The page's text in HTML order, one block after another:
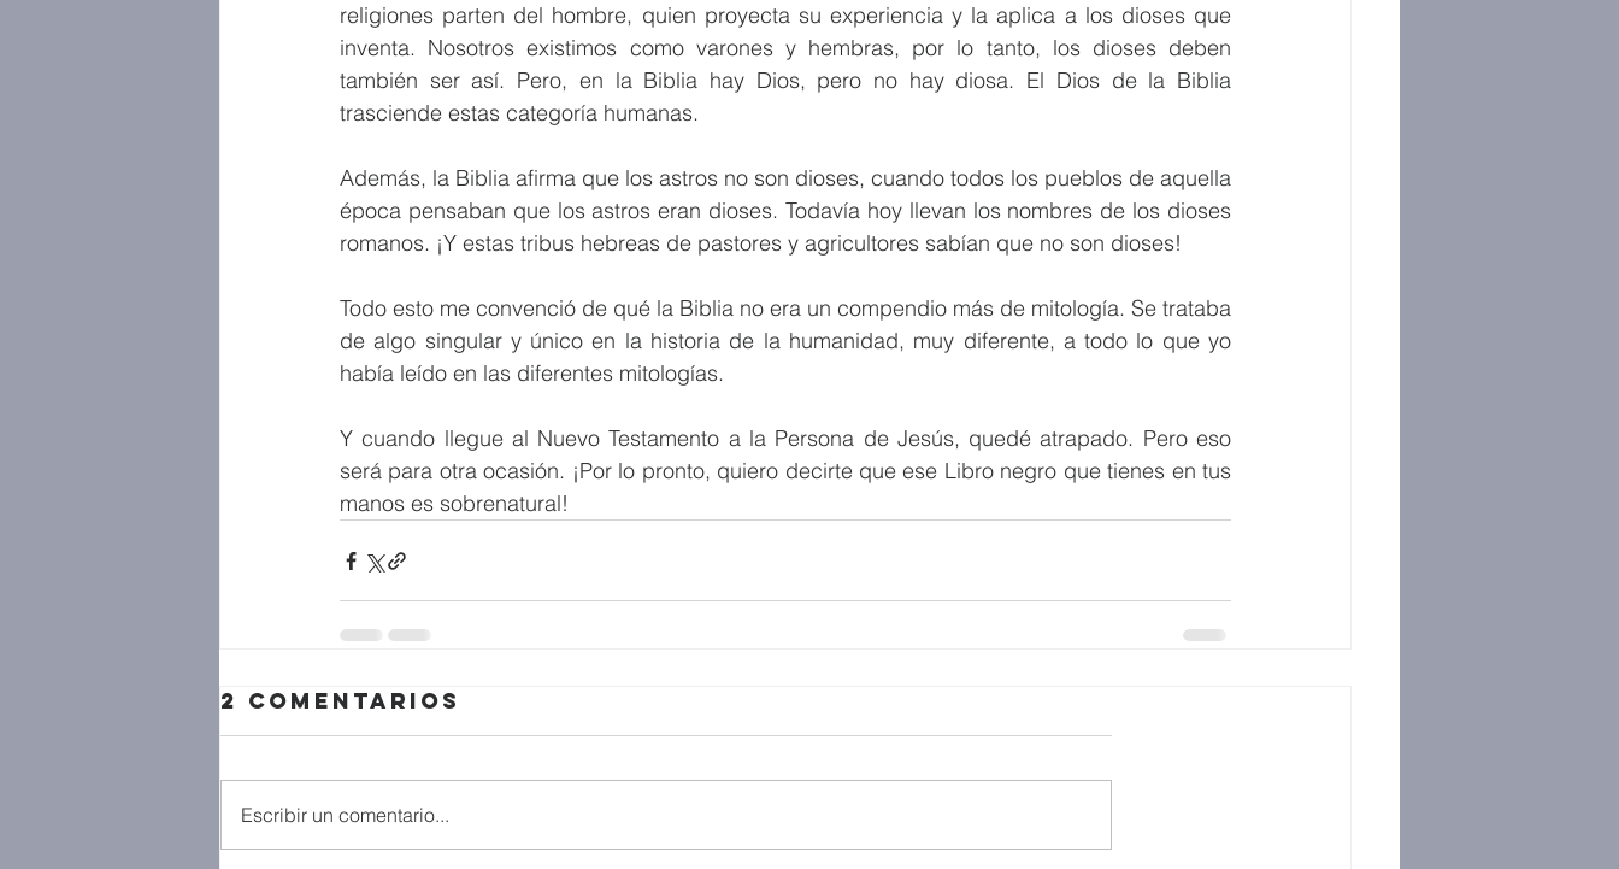
religiones parten del hombre, quien proyecta su experiencia y la aplica a los dioses que
inventa. Nosotros existimos como varones y hembras, por lo tanto, los dioses deben
también ser así. Pero, en la Biblia hay Dios, pero no hay diosa. El Dios de la Biblia
trasciende estas categoría humanas.
Además, la Biblia afirma que los astros no son dioses, cuando todos los pueblos de aquella
época pensaban que los astros eran dioses. Todavía hoy llevan los nombres de los dioses
romanos. ¡Y estas tribus hebreas de pastores y agricultores sabían que no son dioses!
Todo esto me convenció de qué la Biblia no era un compendio más de mitología. Se trataba
de algo singular y único en la historia de la humanidad, muy diferente, a todo lo que yo
había leído en las diferentes mitologías.
Y cuando llegue al Nuevo Testamento a la Persona de Jesús, quedé atrapado. Pero eso
será para otra ocasión. ¡Por lo pronto, quiero decirte que ese Libro negro que tienes en tus
manos es sobrenatural!
2 comentarios
Escribir un comentario...